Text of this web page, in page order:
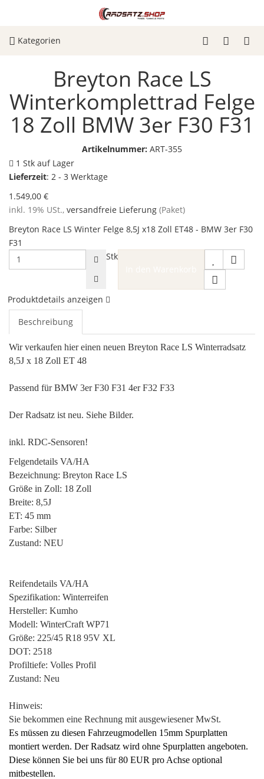
Kategorien
Breyton Race LS
Winterkomplettrad Felge
18 Zoll BMW 3er F30 F31
Artikelnummer: ART-355
1 Stk auf Lager
Lieferzeit: 2 - 3 Werktage
1.549,00 €
inkl. 19% USt., versandfreie Lieferung (Paket)
Breyton Race LS Winter Felge 8,5J x18 Zoll ET48 - BMW 3er F30
F31
Stk
Produktdetails anzeigen
Beschreibung
Wir verkaufen hier einen neuen Breyton Race LS Winterradsatz
8,5J x 18 Zoll ET 48
Passend für BMW 3er F30 F31 4er F32 F33
Der Radsatz ist neu. Siehe Bilder.
inkl. RDC-Sensoren!
Felgendetails VA/HA
Bezeichnung: Breyton Race LS
Größe in Zoll: 18 Zoll
Breite: 8,5J
ET: 45 mm
Farbe: Silber
Zustand: NEU
Reifendetails VA/HA
Spezifikation: Winterreifen
Hersteller: Kumho
Modell: WinterCraft WP71
Größe: 225/45 R18 95V XL
DOT: 2518
Profiltiefe: Volles Profil
Zustand: Neu
Hinweis:
Sie bekommen eine Rechnung mit ausgewiesener MwSt.
Es müssen zu diesen Fahrzeugmodellen 15mm Spurplatten
montiert werden. Der Radsatz wird ohne Spurplatten angeboten.
Diese können Sie bei uns für 80 EUR pro Achse optional
mitbestellen.